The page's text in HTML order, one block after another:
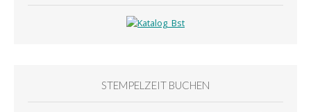
STEMPELZEIT BUCHEN